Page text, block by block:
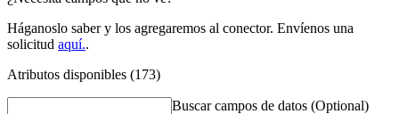
Háganoslo saber y los agregaremos al conector. Envíenos una
solicitud aquí..
Atributos disponibles (173)
Buscar campos de datos (Optional)